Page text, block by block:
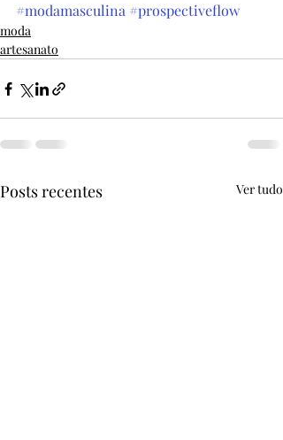
#modamasculina #prospectiveflow
moda
artesanato
Posts recentes Ver tudo